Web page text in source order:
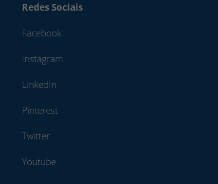
Redes Sociais
Facebook
Instagram
LinkedIn
Pinterest
Twitter
Youtube